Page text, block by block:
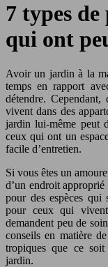
7 types
qui ont
Avoir un jardin à la
temps en rapport
détendre.
vivent dans des
jardin lui-même peut
ceux qui ont un
facile d’entretien.
Si vous êtes un
d’un endroit
pour des espèces qui
pour ceux qui
demandent peu de
conseils en matière
tropiques que ce
jardin.